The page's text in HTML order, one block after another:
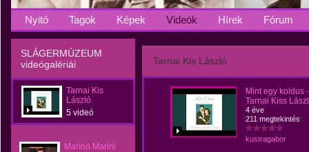
Nyitó Tagok Képek Videók Hírek Fórum
SLÁGERMÚZEUM
videógalériái
Tarnai Kis
László
5 videó
Marino Marini
Tarnai Kis László
Mint egy koldus -
Tarnai Kiss
4 éve
211 megtekintés
kustragabor